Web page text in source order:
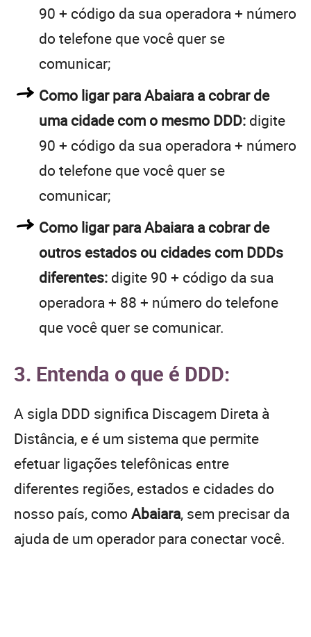
90 + código da sua operadora + número
do telefone que você quer se
comunicar;
Como ligar para Abaiara a cobrar de
uma cidade com o mesmo DDD: digite
90 + código da sua operadora + número
do telefone que você quer se
comunicar;
Como ligar para Abaiara a cobrar de
outros estados ou cidades com DDDs
diferentes: digite 90 + código da sua
operadora + 88 + número do telefone
que você quer se comunicar.
3. Entenda o que é DDD:
A sigla DDD significa Discagem Direta à
Distância, e é um sistema que permite
efetuar ligações telefônicas entre
diferentes regiões, estados e cidades do
nosso país, como Abaiara, sem precisar da
ajuda de um operador para conectar você.